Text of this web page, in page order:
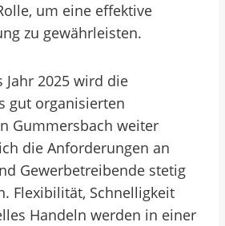
um eine effektive
zu gewährleisten.
2025 wird die
gut organisierten
Gummersbach weiter
die Anforderungen an
Gewerbetreibende stetig
Flexibilität, Schnelligkeit
Handeln werden in einer